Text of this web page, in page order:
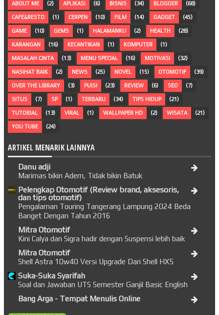
ABOUT ME (2) APLIKASI (6) BISNIS (34) BLOGGER (68)
CAFE&RESTO (1) CERPEN (10) FILM (14) GADGET (45)
GAME (10) GEMS (1) HALAMANKU (2) HEALTH (28)
KARANGAN (16) KECANTIKAN (1) KOMPUTER (1)
MASALAH CINTA (13) MENU SPECIAL (16) MOTIVASI (32)
NASIHAT BAIK (2) NEWS (25) NOVEL (15) OTOMOTIF (39)
OVER THE LIBRARY (3) PUISI (23) REVIEW (6) SEO (7)
SITUS (7) SP (1) TERBARU (34) TIPS HIDUP (21)
TUTORIAL (13) VIRAL (1) WALLPAPER HD (2) WISATA (21)
YOU TUBE (24)
ARTIKEL MENARIK LAINNYA
Danu adji
Marimas bikin Adem, Tidak bikin Batuk
Pelengkap Otomotif (Review brand, aksesoris,
dan tips otomotif)
Pengalaman Touring Tangerang Lampung 2024 Beda
Banget Dengan Tahun 2016
Mitra Otomotif
Kini Calya dan Sigra hadir dengan Suspensi lebih baik
Mitra Otomotif
Shell Astra 10w40 Versi Upgrade Dari Shell HX5
Suka-Suka Syarifah
Soal dan Jawaban UTS Semester Ganjil Basic English
Bang Arga - Tempat Menulis Online